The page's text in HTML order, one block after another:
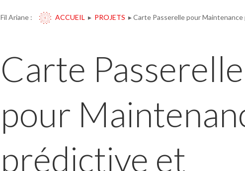
Fil Ariane : ACCUEIL ▸ PROJETS ▸Carte Passerelle pour
Carte Passerelle
pour
prédictive et